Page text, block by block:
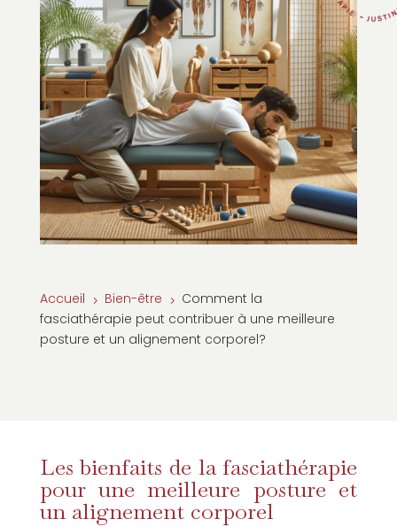
Accueil 5 Bien-être 5
Comment la
fasciathérapie peut contribuer à une meilleure
posture et un alignement corporel?
Les bienfaits de la fasciathérapie
pour une meilleure posture et
un alignement corporel